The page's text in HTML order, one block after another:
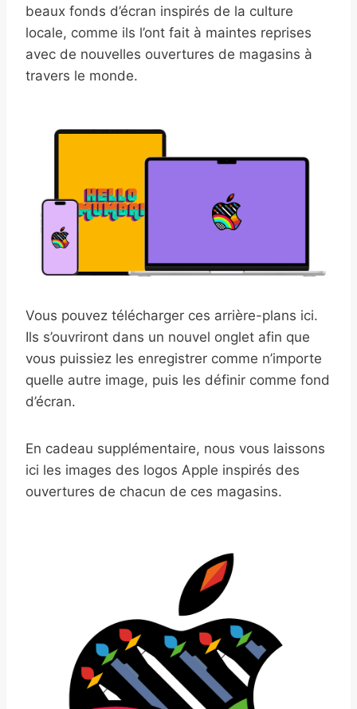
beaux fonds d’écran inspirés de la culture
locale, comme ils l’ont fait à maintes reprises
avec de nouvelles ouvertures de magasins à
travers le monde.
Vous pouvez télécharger ces arrière-plans ici.
Ils s’ouvriront dans un nouvel onglet afin que
vous puissiez les enregistrer comme n’importe
quelle autre image, puis les définir comme fond
d’écran.
En cadeau supplémentaire, nous vous laissons
ici les images des logos Apple inspirés des
ouvertures de chacun de ces magasins.